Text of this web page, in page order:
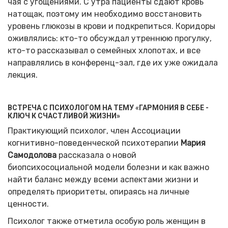
натощак, поэтому им необходимо восстановить
уровень глюкозы в крови и подкрепиться. Коридоры
оживлялись: кто-то обсуждал утреннюю прогулку,
кто-то рассказывал о семейных хлопотах, и все
направлялись в конференц-зал, где их уже ожидала
лекция.
ВСТРЕЧА С ПСИХОЛОГОМ НА ТЕМУ «ГАРМОНИЯ В СЕБЕ -
КЛЮЧ К СЧАСТЛИВОЙ ЖИЗНИ»
Практикующий психолог, член Ассоциации
когнитивно-поведенческой психотерапии Мария
Самодолова рассказала о новой
биопсихосоциальной модели болезни и как важно
найти баланс между всеми аспектами жизни и
определять приоритеты, опираясь на личные
ценности.
Психолог также отметила особую роль женщин в